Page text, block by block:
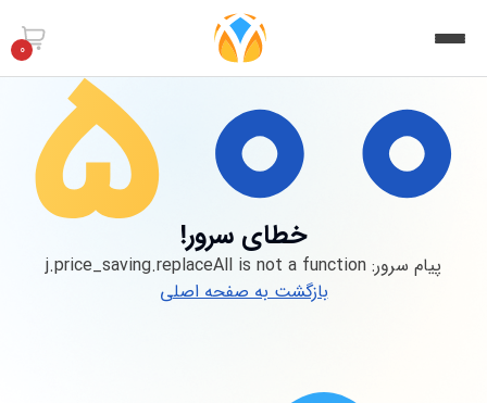
0
خطای سرور!
پیام سرور: j.price_saving.replaceAll is not a function
بازگشت به صفحه اصلی